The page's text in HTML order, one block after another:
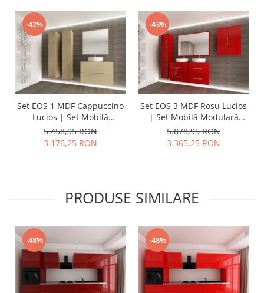
-42%
Set EOS 1 MDF Cappuccino
Lucios | Set Mobilă
Modulară Suspendată
pentru Baie | Mobilier
Premium, Modern,
5.458,95 RON
3.176,25 RON
-43%
Set EOS 3 MDF Rosu Lucios
| Set Mobilă Modulară
Suspendată pentru Baie |
Mobilier Premium, Modern,
Configurabil și
5.878,95 RON
3.365,25 RON
PRODUSE SIMILARE
-48% -48%